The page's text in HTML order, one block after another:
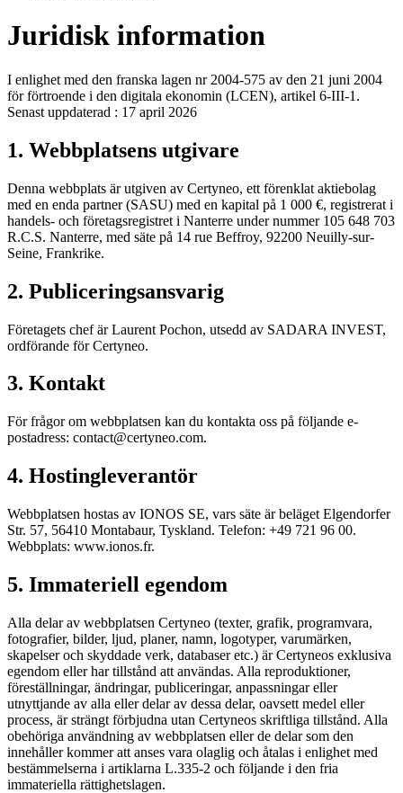
Juridisk information
I enlighet med den franska lagen nr 2004-575 av den 21 juni 2004
för förtroende i den digitala ekonomin (LCEN), artikel 6-III-1.
Senast uppdaterad : 17 april 2026
1. Webbplatsens utgivare
Denna webbplats är utgiven av Certyneo, ett förenklat aktiebolag
med en enda partner (SASU) med en kapital på 1 000 €, registrerat i
handels- och företagsregistret i Nanterre under nummer 105 648 703
R.C.S. Nanterre, med säte på 14 rue Beffroy, 92200 Neuilly-sur-
Seine, Frankrike.
2. Publiceringsansvarig
Företagets chef är Laurent Pochon, utsedd av SADARA INVEST,
ordförande för Certyneo.
3. Kontakt
För frågor om webbplatsen kan du kontakta oss på följande e-
postadress: contact@certyneo.com.
4. Hostingleverantör
Webbplatsen hostas av IONOS SE, vars säte är beläget Elgendorfer
Str. 57, 56410 Montabaur, Tyskland. Telefon: +49 721 96 00.
Webbplats: www.ionos.fr.
5. Immateriell egendom
Alla delar av webbplatsen Certyneo (texter, grafik, programvara,
fotografier, bilder, ljud, planer, namn, logotyper, varumärken,
skapelser och skyddade verk, databaser etc.) är Certyneos exklusiva
egendom eller har tillstånd att användas. Alla reproduktioner,
föreställningar, ändringar, publiceringar, anpassningar eller
utnyttjande av alla eller delar av dessa delar, oavsett medel eller
process, är strängt förbjudna utan Certyneos skriftliga tillstånd. Alla
obehöriga användning av webbplatsen eller de delar som den
innehåller kommer att anses vara olaglig och åtalas i enlighet med
bestämmelserna i artiklarna L.335-2 och följande i den fria
immateriella rättighetslagen.